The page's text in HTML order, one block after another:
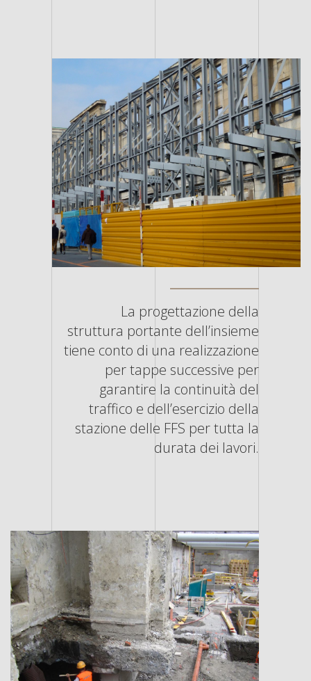
La progettazione della
struttura portante dell’insieme
tiene conto di una realizzazione
per tappe successive per
garantire la continuità del
traffico e dell’esercizio della
stazione delle FFS per tutta la
durata dei lavori.